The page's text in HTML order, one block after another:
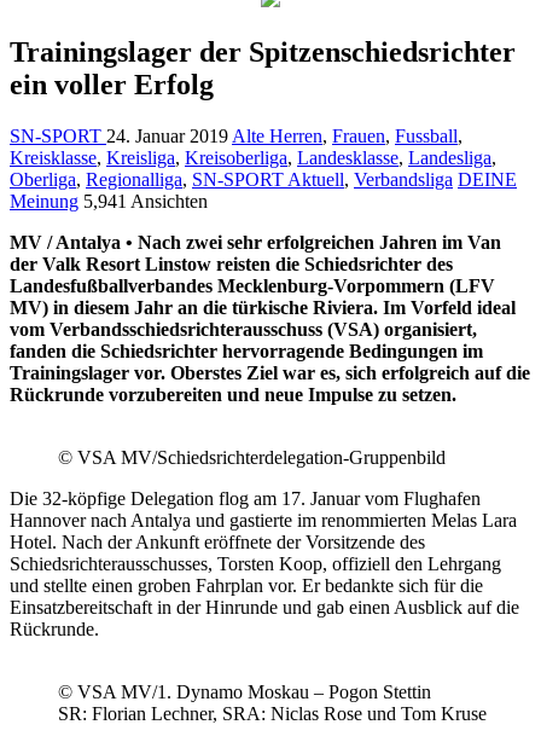
Trainingslager der Spitzenschiedsrichter
ein voller Erfolg
SN-SPORT 24. Januar 2019 Alte Herren, Frauen, Fussball,
Kreisklasse, Kreisliga, Kreisoberliga, Landesklasse, Landesliga,
Oberliga, Regionalliga, SN-SPORT Aktuell, Verbandsliga DEINE
Meinung 5,941 Ansichten
MV / Antalya • Nach zwei sehr erfolgreichen Jahren im Van
der Valk Resort Linstow reisten die Schiedsrichter des
Landesfußballverbandes Mecklenburg-Vorpommern (LFV
MV) in diesem Jahr an die türkische Riviera. Im Vorfeld ideal
vom Verbandsschiedsrichterausschuss (VSA) organisiert,
fanden die Schiedsrichter hervorragende Bedingungen im
Trainingslager vor. Oberstes Ziel war es, sich erfolgreich auf die
Rückrunde vorzubereiten und neue Impulse zu setzen.
© VSA MV/Schiedsrichterdelegation-Gruppenbild
Die 32-köpfige Delegation flog am 17. Januar vom Flughafen
Hannover nach Antalya und gastierte im renommierten Melas Lara
Hotel. Nach der Ankunft eröffnete der Vorsitzende des
Schiedsrichterausschusses, Torsten Koop, offiziell den Lehrgang
und stellte einen groben Fahrplan vor. Er bedankte sich für die
Einsatzbereitschaft in der Hinrunde und gab einen Ausblick auf die
Rückrunde.
© VSA MV/1. Dynamo Moskau – Pogon Stettin
SR: Florian Lechner, SRA: Niclas Rose und Tom Kruse